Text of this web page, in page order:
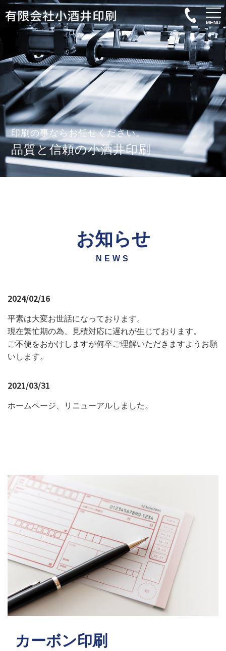
MENU
印刷の事ならお任せください。
品質と信頼の小酒井印刷
お知らせ
NEWS
2024/02/16
平素は大変お世話になっております。
現在繁忙期の為、見積対応に遅れが生じております。
ご不便をおかけしますが何卒ご理解いただきますようお願
いします。
2021/03/31
ホームページ、リニューアルしました。
カーボン印刷